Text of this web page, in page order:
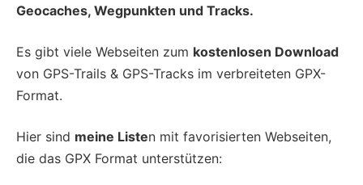
Geocaches, Wegpunkten und Tracks.
Es gibt viele Webseiten zum kostenlosen Download
von GPS-Trails & GPS-Tracks im verbreiteten GPX-
Format.
Hier sind meine Listen mit favorisierten Webseiten,
die das GPX Format unterstützen: